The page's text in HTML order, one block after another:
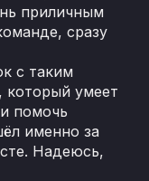
приличным
сразу
с таким
который умеет
помочь
именно за
Надеюсь,